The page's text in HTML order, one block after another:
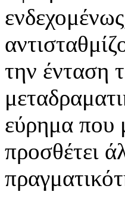
την ένταση
εύρημα που
προσθέτει